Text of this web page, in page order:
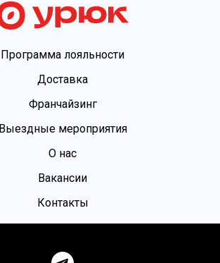
Программа лояльности
Доставка
Франчайзинг
Выездные мероприятия
О нас
Вакансии
Контакты